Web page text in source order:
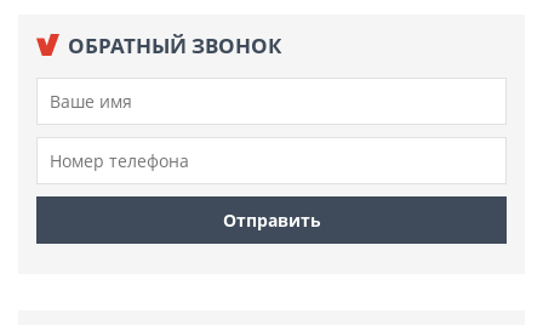
ОБРАТНЫЙ ЗВОНОК